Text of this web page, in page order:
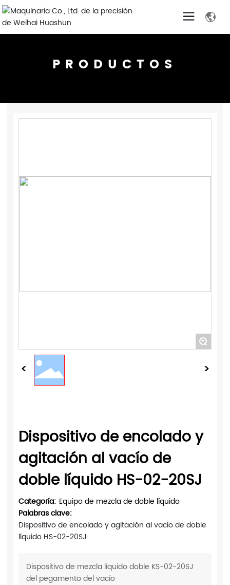
PRODUCTOS
+
Dispositivo de encolado y
agitación al vacío de
doble líquido HS-02-20SJ
Categoría: Equipo de mezcla de doble líquido
Palabras clave:
Dispositivo de encolado y agitación al vacío de doble
líquido HS-02-20SJ
Dispositivo de mezcla líquido doble KS-02-20SJ
del pegamento del vacío